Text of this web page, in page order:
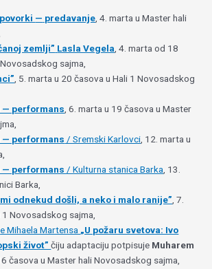
— predavanje, 4. marta u Master hali
zemlji” Lasla Vegela, 4. marta od 18
sajma,
, 5. marta u 20 časova u Hali 1 Novosadskog
— performans, 6. marta u 19 časova u Master
— performans / Sremski Karlovci, 12. marta u
— performans/ Kulturna stanica Barka, 13.
Barka,
mi odnekud došli, a neko i malo ranije”, 7.
Novosadskog sajma,
Mihaela Martensa „U požaru svetova: Ivo
život”čiju adaptaciju potpisuje Muharem
časova u Master hali Novosadskog sajma,